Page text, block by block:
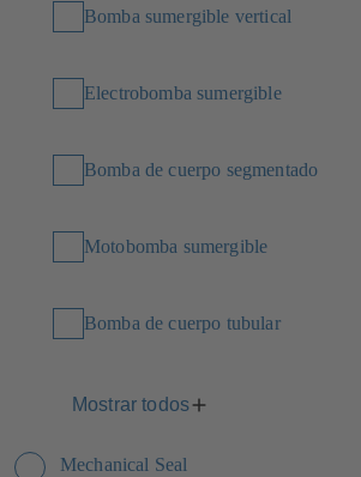
Bomba sumergible vertical
Electrobomba sumergible
Bomba de cuerpo segmentado
Motobomba sumergible
Bomba de cuerpo tubular
Mostrar todos
Mechanical Seal